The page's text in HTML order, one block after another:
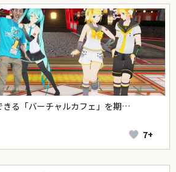
きる「バーチャルカフェ」を期…
7+